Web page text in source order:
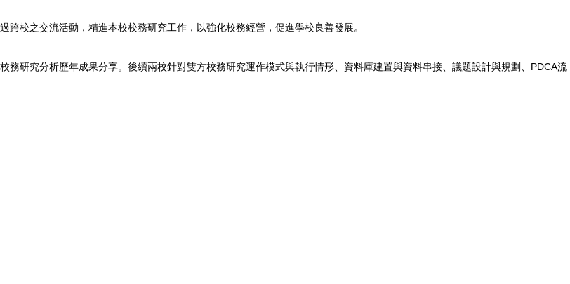
校之交流活動，精進本校校務研究工作，以強化校務經營，促進學校良善發展。
研究分析歷年成果分享。後續兩校針對雙方校務研究運作模式與執行情形、資料庫建置與資料串接、議題設計與規劃、PDCA流